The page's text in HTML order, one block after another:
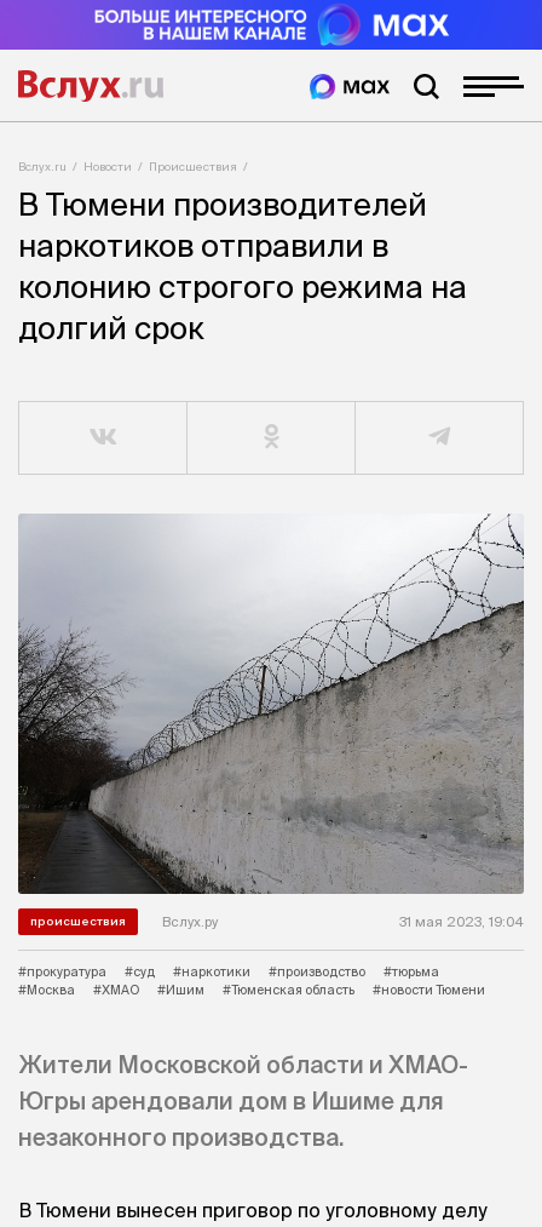
Вслух.ru Новости Происшествия
В Тюмени производителей
наркотиков отправили в
колонию строгого режима на
долгий срок
происшествия Вслух.ру 31 мая 2023, 19:04
#прокуратура #суд #наркотики #производство
#тюрьма
#Москва
#ХМАО #Ишим #Тюменская область #новости Тюмени
Жители Московской области и ХМАО-
Югры арендовали дом в Ишиме для
незаконного производства.
В Тюмени вынесен приговор по уголовному делу